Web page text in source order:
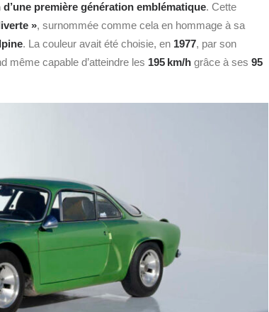
d’une première génération emblématique. Cette
», surnommée comme cela en hommage à sa
. La couleur avait été choisie, en 1977, par son
même capable d’atteindre les 195 km/h grâce à ses 95